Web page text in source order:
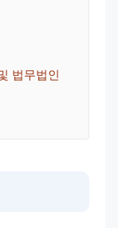
법무법인